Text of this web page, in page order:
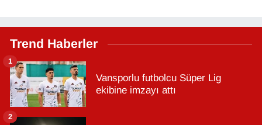
Trend Haberler
Vansporlu futbolcu Süper Lig
ekibine imzayı attı
1
2